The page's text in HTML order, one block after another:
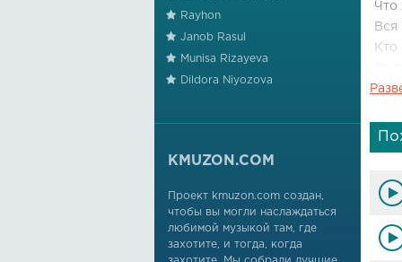
Что
Вся
Кто
И
Без
За
И
Rayhon
Janob Rasul
Munisa Rizayeva
Dildora Niyozova
KMUZON.COM
Проект kmuzon.com создан,
чтобы вы могли наслаждаться
любимой музыкой там, где
захотите, и тогда, когда